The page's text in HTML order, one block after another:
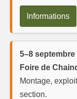
Informations
5–8 septembre
Foire de
Montage,
section.